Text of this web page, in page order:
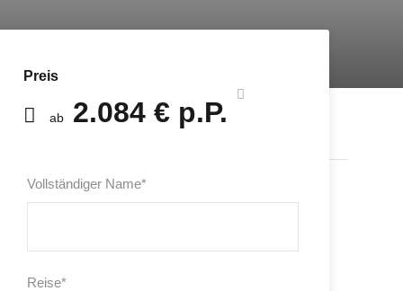
Preis
ab 2.084 € p.P.
Vollständiger Name*
Reise*